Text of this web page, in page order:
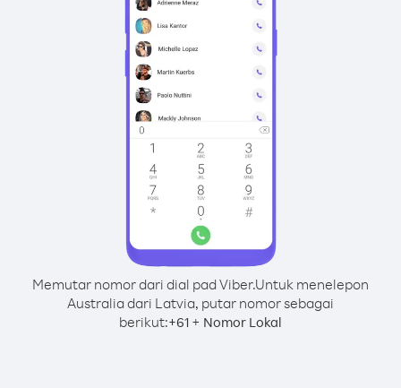
Memutar nomor dari dial pad Viber.Untuk menelepon
Australia dari Latvia, putar nomor sebagai
berikut:+61 + Nomor Lokal